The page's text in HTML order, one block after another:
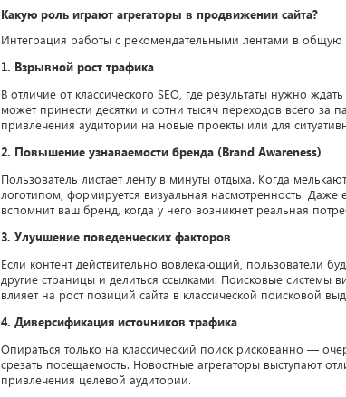
Какую роль играют агрегаторы в продвижении сайта?
Интеграция работы с рекомендательными лентами в
1. Взрывной рост трафика
В отличие от классического SEO, где результаты нужно
может принести десятки и сотни тысяч переходов всего за
привлечения аудитории на новые проекты или для
2. Повышение узнаваемости бренда (Brand Awareness)
Пользователь листает ленту в минуты отдыха. Когда
логотипом, формируется визуальная насмотренность. Даже
вспомнит ваш бренд, когда у него возникнет реальная
3. Улучшение поведенческих факторов
Если контент действительно вовлекающий, пользователи
другие страницы и делиться ссылками. Поисковые системы
влияет на рост позиций сайта в классической поисковой
4. Диверсификация источников трафика
Опираться только на классический поиск рискованно —
срезать посещаемость. Новостные агрегаторы выступают
привлечения целевой аудитории.